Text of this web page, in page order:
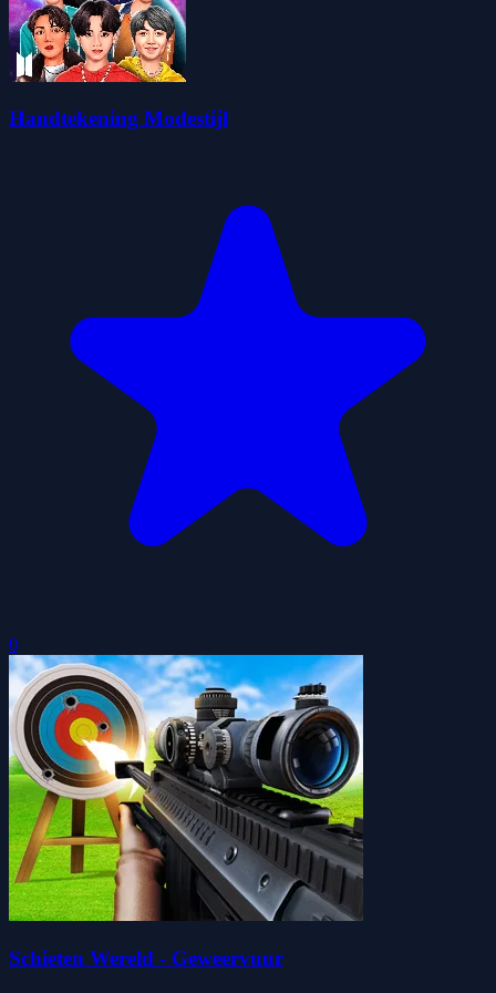
Handtekening Modestijl
0
Schieten Wereld - Geweervuur